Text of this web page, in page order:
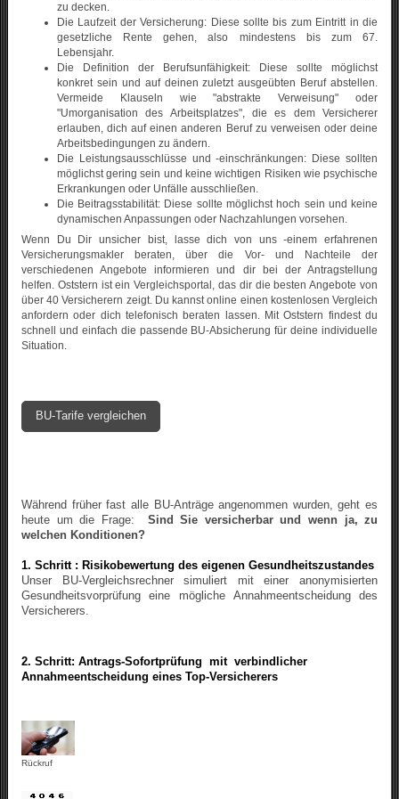
zu decken.
Die Laufzeit der Versicherung: Diese sollte bis zum Eintritt in die
gesetzliche Rente gehen, also mindestens bis zum 67.
Lebensjahr.
Die Definition der Berufsunfähigkeit: Diese sollte möglichst
konkret sein und auf deinen zuletzt ausgeübten Beruf abstellen.
Vermeide Klauseln wie "abstrakte Verweisung" oder
"Umorganisation des Arbeitsplatzes", die es dem Versicherer
erlauben, dich auf einen anderen Beruf zu verweisen oder deine
Arbeitsbedingungen zu ändern.
Die Leistungsausschlüsse und -einschränkungen: Diese sollten
möglichst gering sein und keine wichtigen Risiken wie psychische
Erkrankungen oder Unfälle ausschließen.
Die Beitragsstabilität: Diese sollte möglichst hoch sein und keine
dynamischen Anpassungen oder Nachzahlungen vorsehen.
Wenn Du Dir unsicher bist, lasse dich von uns -einem erfahrenen
Versicherungsmakler beraten, über die Vor- und Nachteile der
verschiedenen Angebote informieren und dir bei der Antragstellung
helfen. Oststern ist ein Vergleichsportal, das dir die besten Angebote von
über 40 Versicherern zeigt. Du kannst online einen kostenlosen Vergleich
anfordern oder dich telefonisch beraten lassen. Mit Oststern findest du
schnell und einfach die passende BU-Absicherung für deine individuelle
Situation.
BU-Tarife vergleichen
Während früher fast alle BU-Anträge angenommen wurden, geht es
heute um die Frage: Sind Sie versicherbar und wenn ja, zu
welchen Konditionen?
1. Schritt : Risikobewertung des eigenen Gesundheitszustandes
Unser BU-Vergleichsrechner simuliert mit einer anonymisierten
Gesundheitsvorprüfung eine mögliche Annahmeentscheidung des
Versicherers.
2. Schritt: Antrags-Sofortprüfung mit verbindlicher
Annahmeentscheidung eines Top-Versicherers
Rückruf